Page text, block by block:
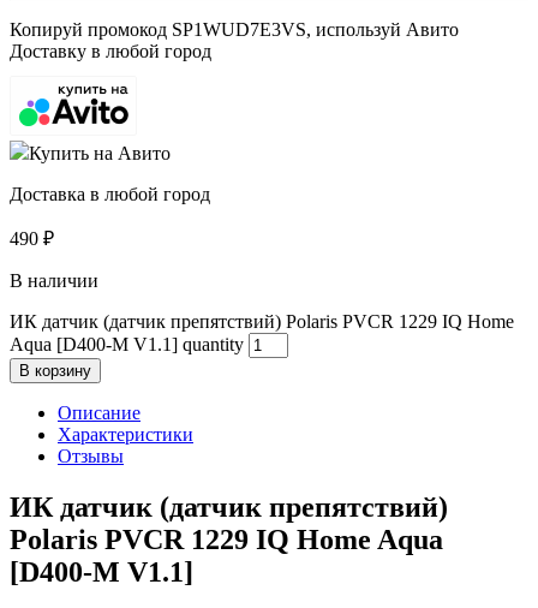
Копируй промокод SP1WUD7E3VS, используй Авито
Доставку в любой город
Купить на Авито
Доставка в любой город
490 ₽
В наличии
ИК датчик (датчик препятствий) Polaris PVCR 1229 IQ Home
Aqua [D400-M V1.1] quantity
В корзину
Описание
Характеристики
Отзывы
ИК датчик (датчик препятствий)
Polaris PVCR 1229 IQ Home Aqua
[D400-M V1.1]